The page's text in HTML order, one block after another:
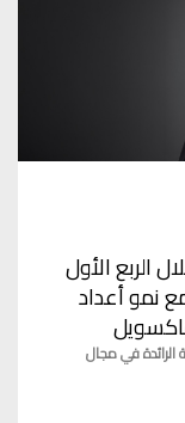
الربع الأول
مع نمو أعداد
في مجال